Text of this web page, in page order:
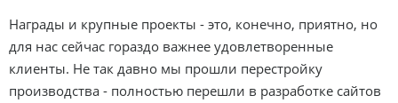
Награды и крупные проекты - это, конечно, приятно, но
для нас сейчас гораздо важнее удовлетворенные
клиенты. Не так давно мы прошли перестройку
производства - полностью перешли в разработке сайтов